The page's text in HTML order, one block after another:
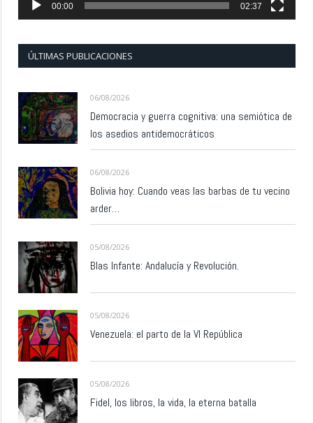
00:00 02:37
ÚLTIMAS PUBLICACIONES
06/08/2026
Democracia y guerra cognitiva: una semiótica de
los asedios antidemocráticos
06/08/2026
Bolivia hoy: Cuando veas las barbas de tu vecino
arder…
05/08/2026
Blas Infante: Andalucía y Revolución.
05/08/2026
Venezuela: el parto de la VI República
05/08/2026
Fidel, los libros, la vida, la eterna batalla